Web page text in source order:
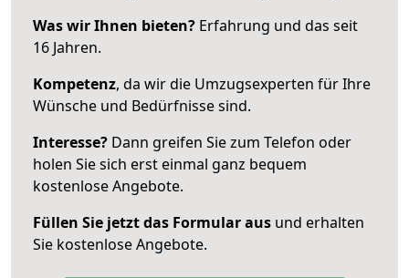
Was wir Ihnen bieten? Erfahrung und das seit
16 Jahren.
Kompetenz, da wir die Umzugsexperten für Ihre
Wünsche und Bedürfnisse sind.
Interesse? Dann greifen Sie zum Telefon oder
holen Sie sich erst einmal ganz bequem
kostenlose Angebote.
Füllen Sie jetzt das Formular aus und erhalten
Sie kostenlose Angebote.